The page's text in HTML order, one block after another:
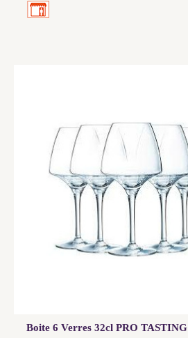
Boite 6 Verres 32cl PRO TASTING